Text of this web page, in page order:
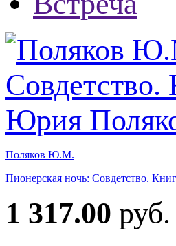
Поляков Ю.М.
Пионерская ночь: Совдетство.
1 317.00 руб.